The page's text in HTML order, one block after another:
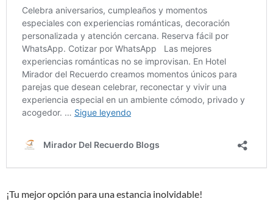
¡Tu mejor opción para una estancia inolvidable!